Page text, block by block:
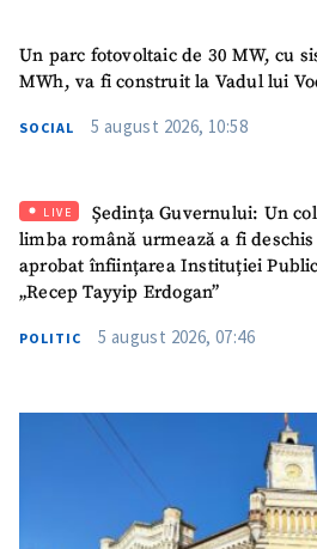
Un parc fotovoltaic de 30 MW, cu
MWh, va fi construit la Vadul lui
SOCIAL 5 august 2026, 10:58
LIVE
Ședința Guvernului: Un
limba română urmează a fi
aprobat înființarea Instituției
„Recep Tayyip Erdogan”
POLITIC 5 august 2026, 07:46